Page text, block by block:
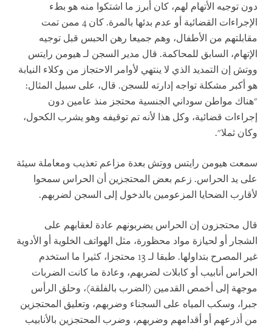
دون توجيه الأتهام لهم، كان أبرز ما اشتكوا منه هو بطء
الإجراءات القضائية أو عدم بدئها بالمرة. كان 4 ممن تمت
مقابلتهم من الأطفال، وهم جميعا رهن الحبس قبل توجيه
الإتهام، السابق للمحاكمة. قال مدير السجن لـ هيومن رايتس
ووتش إن التمديد الذي لا ينتهي لأوامر الاحتجاز من وكلاء النيابة
هو أكبر مشكلة تواجه إدارته للسجن. قال، على سبيل المثال:
"هناك مواطن سوداني الجنسية محتجز منذ عامين دون
إجراءات قضائية، وكل هذا لأنه تم توقيفه وهو يشرب الكحول،
وكان ثملا".
سمعت هيومن رايتس ووتش بعدة مزاعم تعذيب ومعاملة سيئة
على يد الحراس. زعم بعض المحتجزين أن الحراس سمحوا
لأقارب الضحايا المزعومين بالدخول إلى السجن لضربهم.
قال محتجزون إن الحراس يضربونهم عادة لعقابهم على
الشجار أو لحيازة مواد محظورة، مثل الهواتف الخلوية أو الأدوية
غير المصرح بتداولها. طبقا لـ 13 محتجزا، كثيرا ما استخدم
الحراس أنابيب أو كابلات لضربهم، وعادة ما كانت الضربات
موجهة إلى أخمص القدمين (الضرب بالفلقة)، وحلق الرأس
جبرا، وسكب المياه على السجناء وضربهم، وتعليق المحتجزين
من أذرعهم أو أقدامهم وضربهم، وضرب المحتجزين بالأنابيب